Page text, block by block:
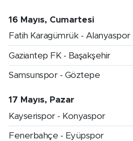
16 Mayıs, Cumartesi
Fatih Karagümrük - Alanyaspor
Gaziantep FK - Başakşehir
Samsunspor - Göztepe
17 Mayıs, Pazar
Kayserispor - Konyaspor
Fenerbahçe - Eyüpspor